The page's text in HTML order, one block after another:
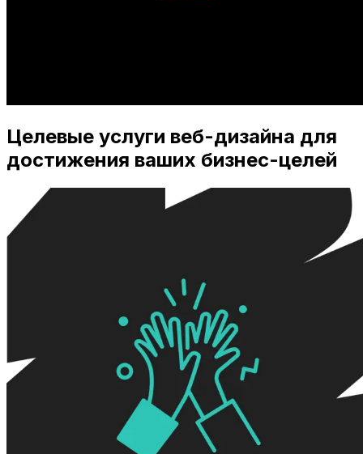
Целевые услуги веб-дизайна для
достижения ваших бизнес-целей